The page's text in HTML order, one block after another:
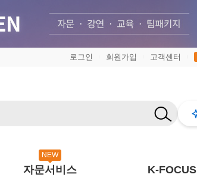
로그인 회원가입 고객센터
NEW
자문서비스 K-FOCUS